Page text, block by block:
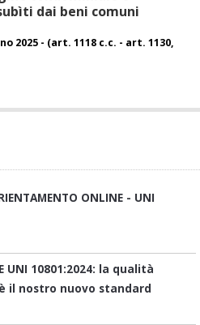
dai beni comuni
2025 - (art. 1118 c.c. - art. 1130,
ONLINE - UNI
UNI 10801:2024: la qualità
il nostro nuovo standard